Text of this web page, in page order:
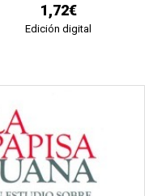
1,72€
Edición digital